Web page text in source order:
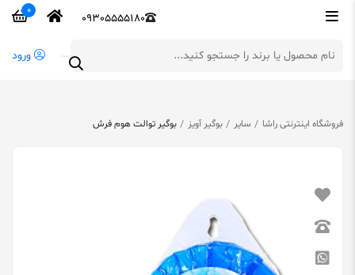
09305555180
0
ورود
فروشگاه اینترنتی راشا سایر بوگیر آویز بوگیر توالت هوم فرش